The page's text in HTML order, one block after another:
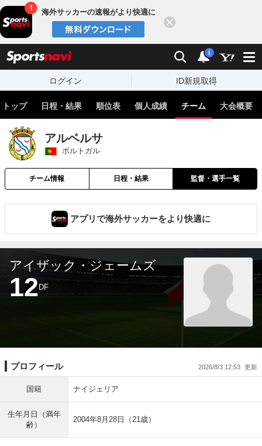
海外サッカーの速報がより快適に
検索 通知
i
ログイン ID新規取得
トップ 日程・結果 順位表 個人成績 チーム 大会概要
アルベルサ
ポルトガル
チーム情報 日程・結果 監督・選手一覧
アプリで海外サッカーをより快適に
アイザック・ジェームズ
12 DF
プロフィール 2026/8/3 12:53
国籍 ナイジェリア
生年月日（満年
齢）
2004年8月28日（21歳）